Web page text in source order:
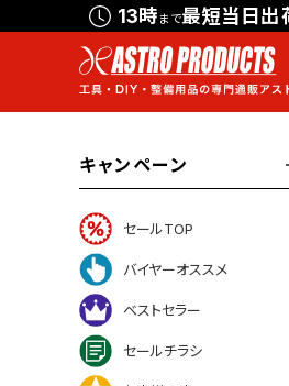
13時まで最短当日出
キャンペーン
セールTOP
バイヤーオススメ
ベストセラー
セールチラシ